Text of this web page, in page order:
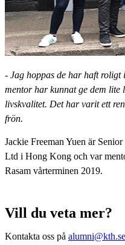
- Jag hoppas de har haft
mentor har kunnat ge dem lite
livskvalitet. Det har varit ett
frön.
Jackie Freeman Yuen är
Ltd i Hong Kong och var
Rasam vårterminen 2019.
Vill du veta mer?
Kontakta oss på alumni@kth.se